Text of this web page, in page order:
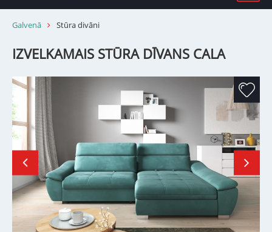
Galvenā Stūra divāni
IZVELKAMAIS STŪRA DĪVANS CALA